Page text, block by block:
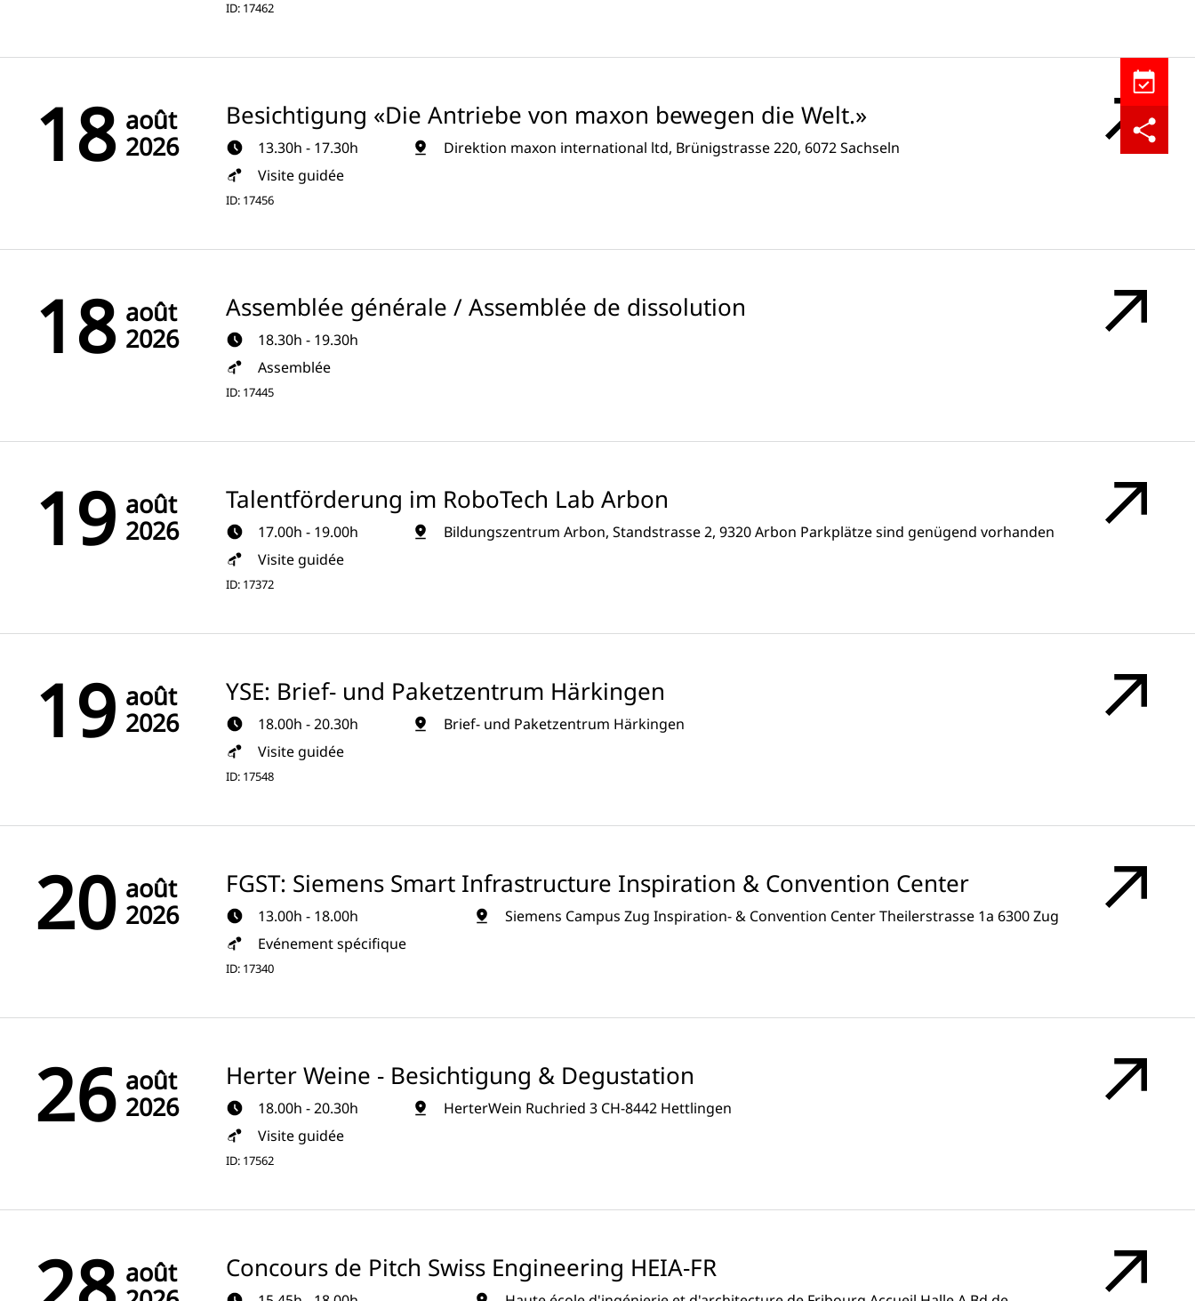
ID: 17462
18 août
2026
Besichtigung «Die Antriebe von maxon bewegen die Welt.»
13.30h - 17.30h
Direktion maxon international ltd, Brünigstrasse 220, 6072 Sachseln
Visite guidée
ID: 17456
18 août
2026
Assemblée générale / Assemblée de dissolution
18.30h - 19.30h
Assemblée
ID: 17445
19 août
2026
Talentförderung im RoboTech Lab Arbon
17.00h - 19.00h
Bildungszentrum Arbon, Standstrasse 2, 9320 Arbon Parkplätze sind genügend vorhanden
Visite guidée
ID: 17372
19 août
2026
YSE: Brief- und Paketzentrum Härkingen
18.00h - 20.30h
Brief- und Paketzentrum Härkingen
Visite guidée
ID: 17548
20 août
2026
FGST: Siemens Smart Infrastructure Inspiration & Convention Center
13.00h - 18.00h
Siemens Campus Zug Inspiration- & Convention Center Theilerstrasse 1a 6300 Zug
Evénement spécifique
ID: 17340
26 août
2026
Herter Weine - Besichtigung & Degustation
18.00h - 20.30h
HerterWein Ruchried 3 CH-8442 Hettlingen
Visite guidée
ID: 17562
août
Concours de Pitch Swiss Engineering HEIA-FR
Partager